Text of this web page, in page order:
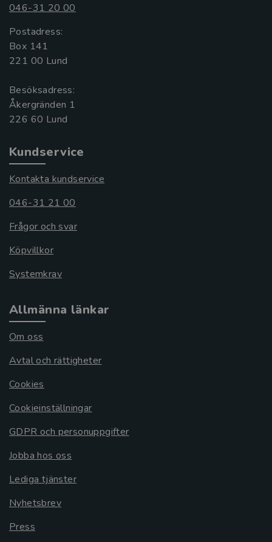
046-31 20 00
Postadress:
Box 141
221 00 Lund
Besöksadress:
Åkergränden 1
Kundservice
Kontakta kundservice
046-31 21 00
Frågor och svar
Köpvillkor
Systemkrav
Allmänna länkar
Om oss
Avtal och rättigheter
Cookies
Cookieinställningar
GDPR och personuppgifter
Jobba hos oss
Lediga tjänster
Nyhetsbrev
Press